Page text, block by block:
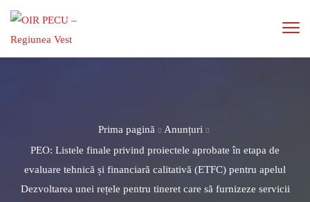
Prima pagină
Anunțuri
PEO: Listele finale privind proiectele aprobate în etapa de
evaluare tehnică și financiară calitativă (ETFC) pentru apelul
Dezvoltarea unei rețele pentru tineret care să furnizeze servicii